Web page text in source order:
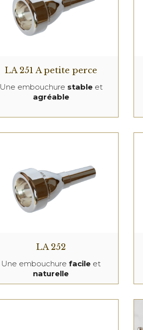
LA 251 A petite perce
Une embouchure stable et
agréable
LA 252
Une embouchurefacile et
naturelle